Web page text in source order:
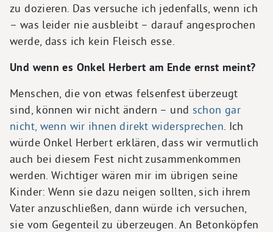
zu dozieren. Das versuche ich jedenfalls, wenn ich
– was leider nie ausbleibt – darauf angesprochen
werde, dass ich kein Fleisch esse.
Und wenn es Onkel Herbert am Ende ernst meint?
Menschen, die von etwas felsenfest überzeugt
sind, können wir nicht ändern – und schon gar
nicht, wenn wir ihnen direkt widersprechen. Ich
würde Onkel Herbert erklären, dass wir vermutlich
auch bei diesem Fest nicht zusammenkommen
werden. Wichtiger wären mir im übrigen seine
Kinder: Wenn sie dazu neigen sollten, sich ihrem
Vater anzuschließen, dann würde ich versuchen,
sie vom Gegenteil zu überzeugen. An Betonköpfen